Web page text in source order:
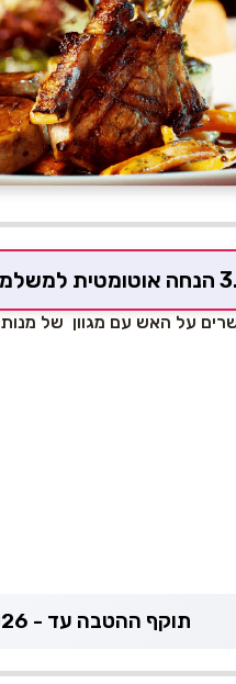
המועדון
על האש עם מגוון של מנות
תוקף ההטבה עד - 07.09.2026